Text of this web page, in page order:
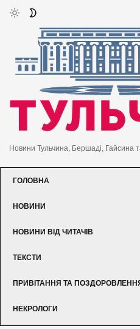
Новини Тульчина, Бершаді, Гайсина
ГОЛОВНА
НОВИНИ
НОВИНИ ВІД ЧИТАЧІВ
ТЕКСТИ
ПРИВІТАННЯ ТА
НЕКРОЛОГИ